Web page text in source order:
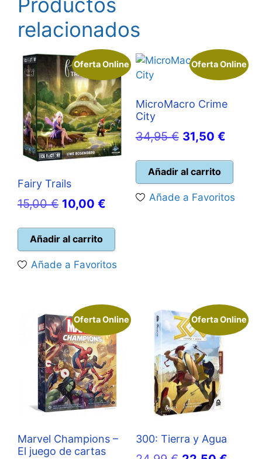
relacionados
Oferta Online
Fairy Trails
15,00€ El
original
era:
15,00 €.
10,00 €
es:
10,00 €.
Añadir al carrito
Añade a Favoritos
Oferta Online
MicroMacro Crime
City
34,95€ El
original
era:
34,95 €.
31,50 €El
es:
31,50
Añadir al carrito
Añade a Favoritos
Oferta Online
Marvel Champions –
El juego de cartas
Oferta Online
300: Tierra y Agua